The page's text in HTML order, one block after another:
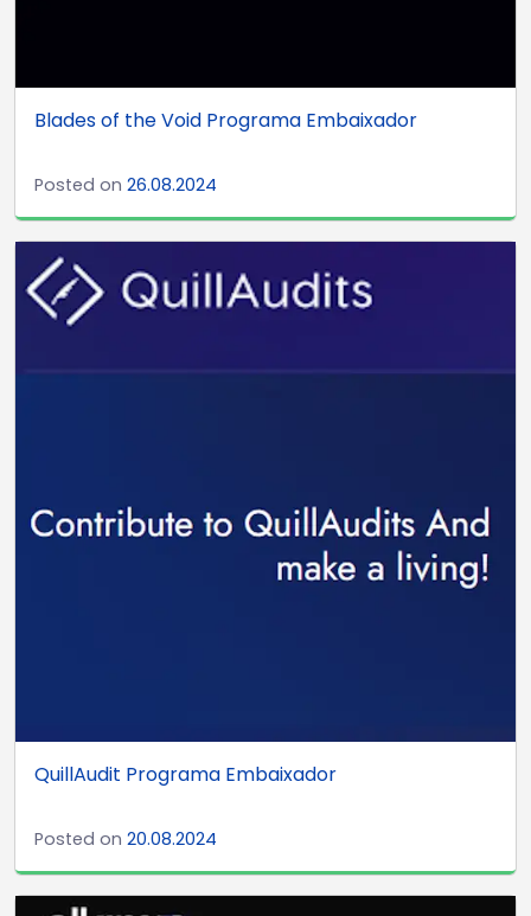
Blades of the Void Programa Embaixador
Posted on 26.08.2024
QuillAudit Programa Embaixador
Posted on 20.08.2024